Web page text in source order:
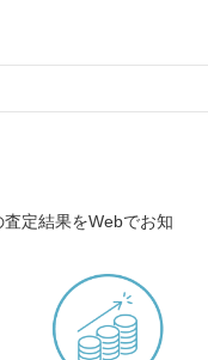
定結果をWebでお知